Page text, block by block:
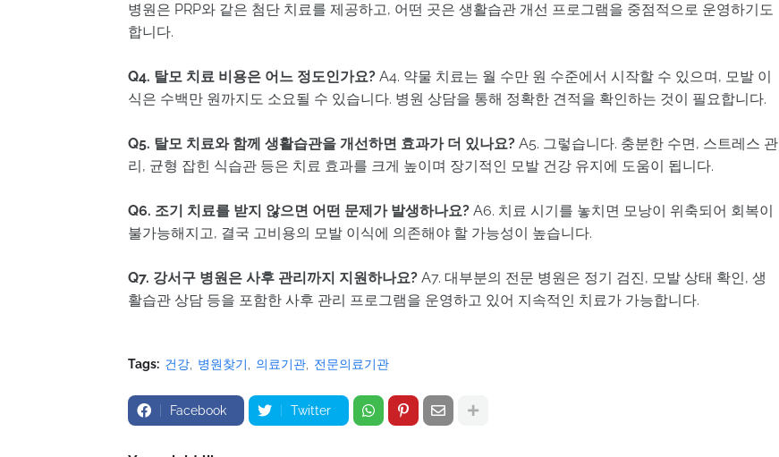
병원은 PRP와 같은 첨단 치료를 제공하고, 어떤 곳은 생활습관 개선 프로그램을 중점적으로 운영하기도
합니다.
Q4. 탈모 치료 비용은 어느 정도인가요? A4. 약물 치료는 월 수만 원 수준에서 시작할 수 있으며, 모발 이
식은 수백만 원까지도 소요될 수 있습니다. 병원 상담을 통해 정확한 견적을 확인하는 것이 필요합니다.
Q5. 탈모 치료와 함께 생활습관을 개선하면 효과가 더 있나요? A5. 그렇습니다. 충분한 수면, 스트레스 관
리, 균형 잡힌 식습관 등은 치료 효과를 크게 높이며 장기적인 모발 건강 유지에 도움이 됩니다.
Q6. 조기 치료를 받지 않으면 어떤 문제가 발생하나요? A6. 치료 시기를 놓치면 모낭이 위축되어 회복이
불가능해지고, 결국 고비용의 모발 이식에 의존해야 할 가능성이 높습니다.
Q7. 강서구 병원은 사후 관리까지 지원하나요? A7. 대부분의 전문 병원은 정기 검진, 모발 상태 확인, 생
활습관 상담 등을 포함한 사후 관리 프로그램을 운영하고 있어 지속적인 치료가 가능합니다.
Tags: 건강 병원찾기 의료기관 전문의료기관
Facebook Twitter